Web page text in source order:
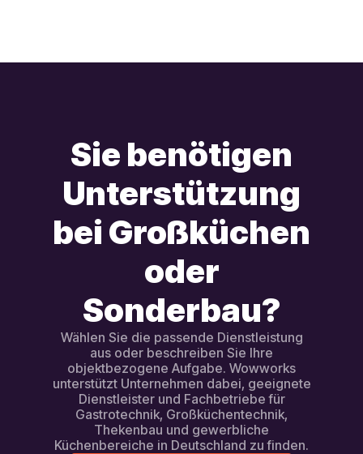
Sie benötigen
Unterstützung
bei Großküchen
oder
Sonderbau?
Wählen Sie die passende Dienstleistung
aus oder beschreiben Sie Ihre
objektbezogene Aufgabe. Wowworks
unterstützt Unternehmen dabei, geeignete
Dienstleister und Fachbetriebe für
Gastrotechnik, Großküchentechnik,
Thekenbau und gewerbliche
Küchenbereiche in Deutschland zu finden.